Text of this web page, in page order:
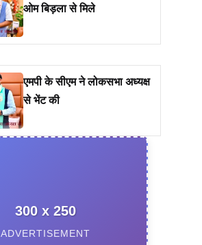
ओम बिड़ला से मिले
एमपी के सीएम ने लोकसभा अध्यक्ष
से भेंट की
300 x 250
ADVERTISEMENT